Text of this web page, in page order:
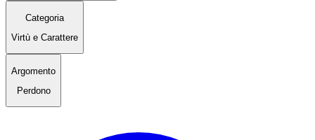
Categoria
Virtù e Carattere
Argomento
Perdono